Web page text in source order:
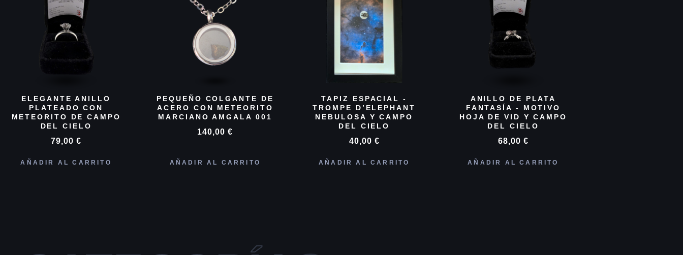
ELEGANTE ANILLO
PLATEADO CON
METEORITO DE CAMPO
DEL CIELO
79,00€
AÑADIR AL CARRITO
PEQUEÑO COLGANTE DE
ACERO CON METEORITO
MARCIANO AMGALA 001
140,00€
AÑADIR AL CARRITO
TAPIZ ESPACIAL -
TROMPE D’ELEPHANT
NEBULOSA Y CAMPO
DEL CIELO
40,00 €
AÑADIR AL CARRITO
ANILLO DE PLATA
FANTASÍA - MOTIVO
HOJA DE VID Y CAMPO
DEL CIELO
68,00 €
AÑADIR AL CARRITO